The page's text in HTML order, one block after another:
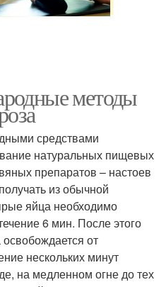
методы
средствами
натуральных пищевых
препаратов – настоев
из обычной
яйца необходимо
6 мин. После этого
от
нескольких минут
на медленном огне до тех